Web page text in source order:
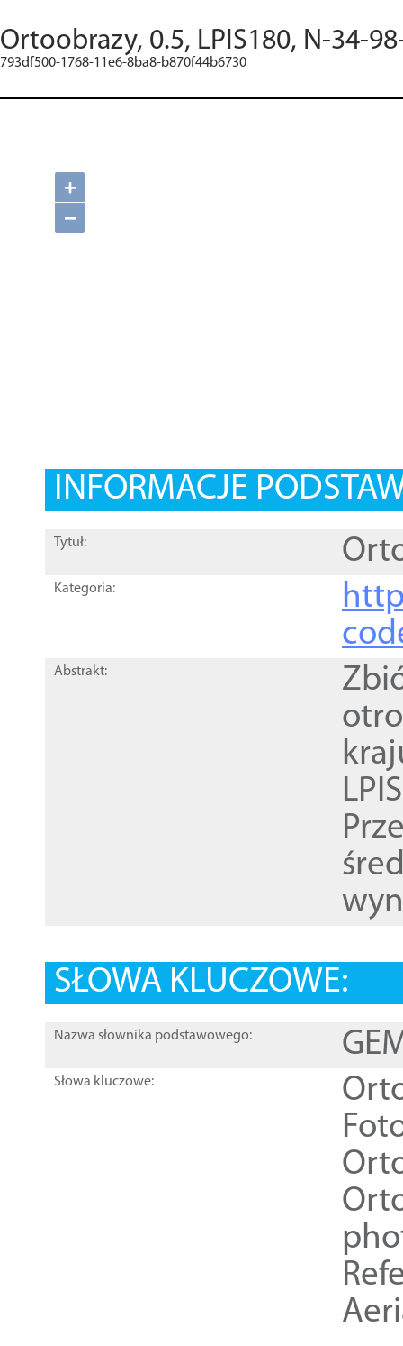
Ortoobrazy, 0.5, LPIS180, N-34-
793df500-1768-11e6-8ba8-b870f44b6730
+
−
INFORMACJE
Tytuł:
Kategoria:
Abstrakt:
SŁOWA KLUCZOWE:
Nazwa słownika podstawowego:
Słowa kluczowe: